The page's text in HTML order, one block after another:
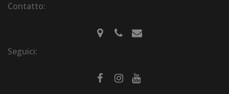
Contatto:
Seguici: